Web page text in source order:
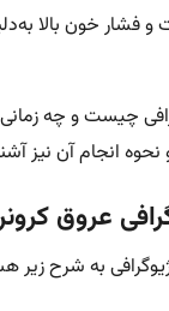
و فشار خون بالا
چیست و چه
انجام آن نیز
عروق
به شرح زیر